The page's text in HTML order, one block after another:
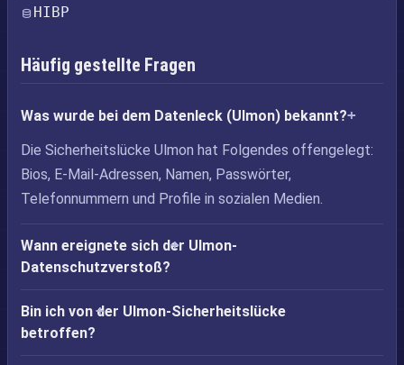
HIBP
Häufig gestellte Fragen
Was wurde bei dem Datenleck (Ulmon) bekannt?
Die Sicherheitslücke Ulmon hat Folgendes offengelegt:
Bios, E-Mail-Adressen, Namen, Passwörter,
Telefonnummern und Profile in sozialen Medien.
Wann ereignete sich der Ulmon-
Datenschutzverstoß?
Bin ich von der Ulmon-Sicherheitslücke
betroffen?